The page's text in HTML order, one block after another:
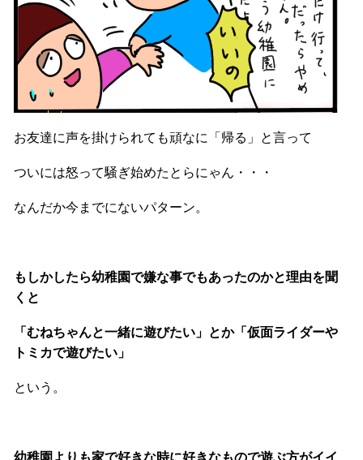
お友達に声を掛けられても頑なに「帰る」と言って
ついには怒って騒ぎ始めたとらにゃん・・・
なんだか今までにないパターン。
もしかしたら幼稚園で嫌な事でもあったのかと理由を聞
くと
「むねちゃんと一緒に遊びたい」とか「仮面ライダーや
トミカで遊びたい」
という。